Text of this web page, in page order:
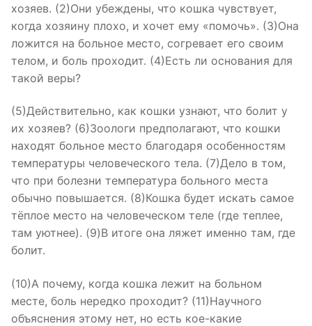
хозяев. (2)Они убеждены, что кошка чувствует,
когда хозяину плохо, и хочет ему «помочь». (3)Она
ложится на больное место, согревает его своим
телом, и боль проходит. (4)Есть ли основания для
такой веры?
(5)Действительно, как кошки узнают, что болит у
их хозяев? (6)Зоологи предполагают, что кошки
находят больное место благодаря особенностям
температуры человеческого тела. (7)Дело в том,
что при болезни температура больного места
обычно повышается. (8)Кошка будет искать самое
тёплое место на человеческом теле (где теплее,
там уютнее). (9)В итоге она ляжет именно там, где
болит.
(10)А почему, когда кошка лежит на больном
месте, боль нередко проходит? (11)Научного
объяснения этому нет, но есть кое-какие